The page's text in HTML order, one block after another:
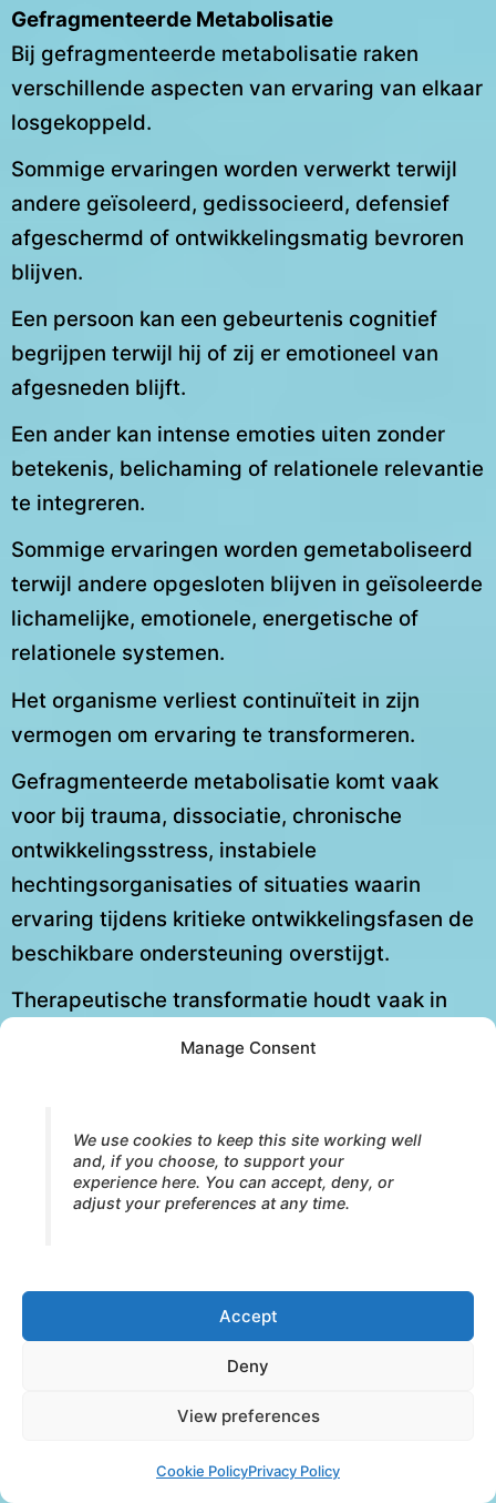
Manage Consent
We use cookies to keep this site working well
and, if you choose, to support your
experience here. You can accept, deny, or
adjust your preferences at any time.
Accept
Deny
View preferences
Cookie PolicyPrivacy Policy
Gefragmenteerde Metabolisatie
Bij gefragmenteerde metabolisatie raken
verschillende aspecten van ervaring van elkaar
losgekoppeld.
Sommige ervaringen worden verwerkt terwijl
andere geïsoleerd, gedissocieerd, defensief
afgeschermd of ontwikkelingsmatig bevroren
blijven.
Een persoon kan een gebeurtenis cognitief
begrijpen terwijl hij of zij er emotioneel van
afgesneden blijft.
Een ander kan intense emoties uiten zonder
betekenis, belichaming of relationele relevantie
te integreren.
Sommige ervaringen worden gemetaboliseerd
terwijl andere opgesloten blijven in geïsoleerde
lichamelijke, emotionele, energetische of
relationele systemen.
Het organisme verliest continuïteit in zijn
vermogen om ervaring te transformeren.
Gefragmenteerde metabolisatie komt vaak
voor bij trauma, dissociatie, chronische
ontwikkelingsstress, instabiele
hechtingsorganisaties of situaties waarin
ervaring tijdens kritieke ontwikkelingsfasen de
beschikbare ondersteuning overstijgt.
Therapeutische transformatie houdt vaak in
opnieuw mogelijk wordt.
Neurofascial
Transformation